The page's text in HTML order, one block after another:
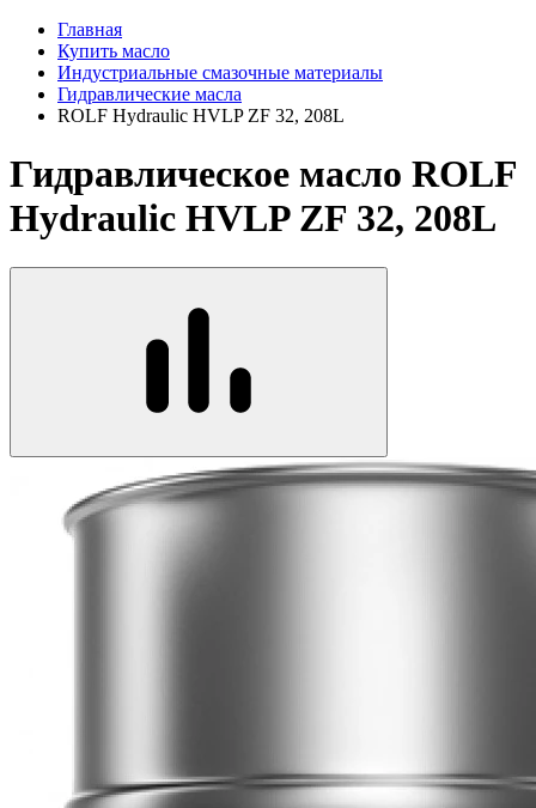
Главная
Купить масло
Индустриальные смазочные материалы
Гидравлические масла
ROLF Hydraulic HVLP ZF 32, 208L
Гидравлическое масло ROLF
Hydraulic HVLP ZF 32, 208L